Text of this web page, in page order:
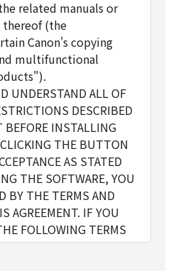
related manuals or
(the
Canon's copying
multifunctional
UNDERSTAND ALL OF
DESCRIBED
BEFORE INSTALLING
THE BUTTON
AS STATED
THE SOFTWARE, YOU
BY THE TERMS AND
AGREEMENT. IF YOU
FOLLOWING TERMS
THIS AGREEMENT, DO